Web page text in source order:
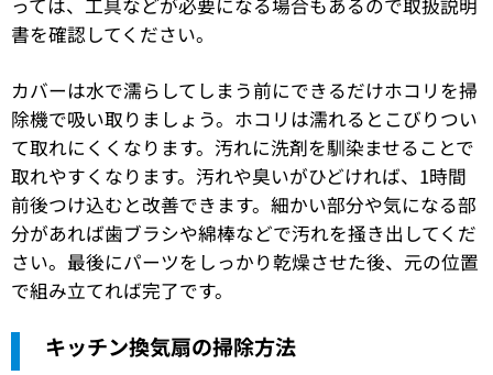
書を確認してください。
カバーは水で濡らしてしまう前にできるだけホコリを掃
除機で吸い取りましょう。ホコリは濡れるとこびりつい
て取れにくくなります。汚れに洗剤を馴染ませることで
取れやすくなります。汚れや臭いがひどければ、1時間
前後つけ込むと改善できます。細かい部分や気になる部
分があれば歯ブラシや綿棒などで汚れを掻き出してくだ
さい。最後にパーツをしっかり乾燥させた後、元の位置
で組み立てれば完了です。
キッチン換気扇の掃除方法